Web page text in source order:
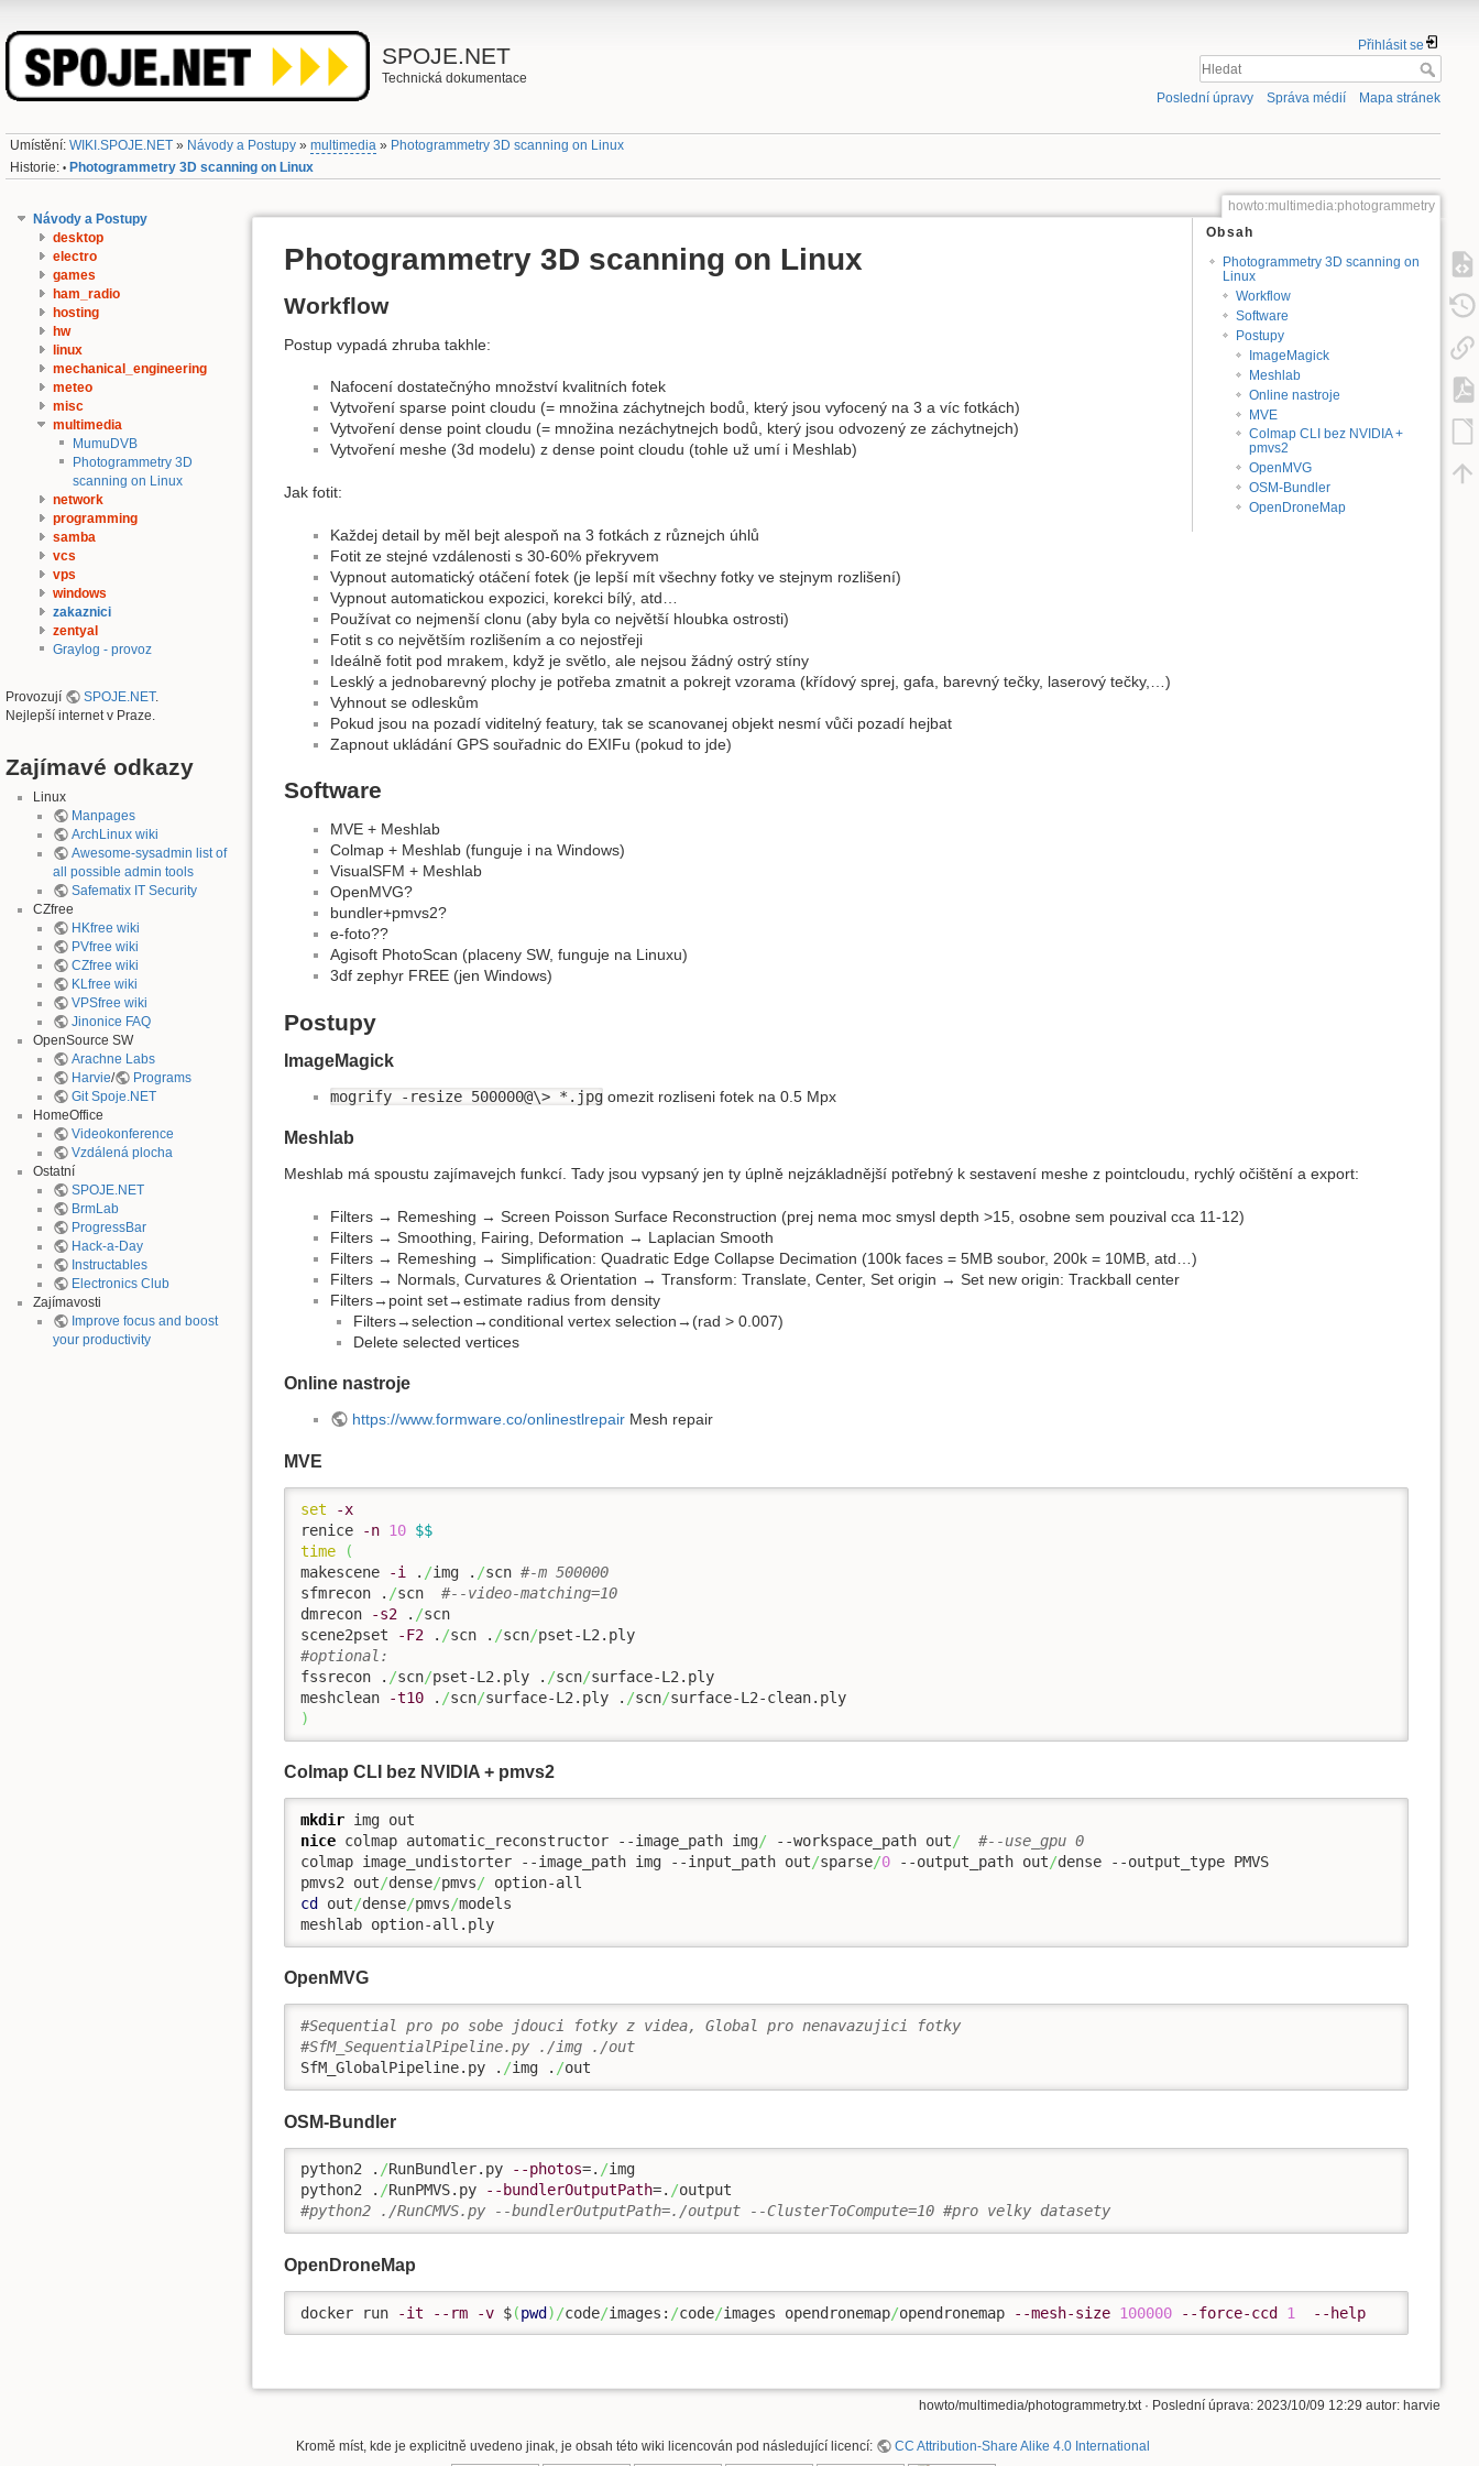
SPOJE.NET
Technická dokumentace
Přihlásit se
Poslední úpravy Správa médií Mapa stránek
Umístění:WIKI.SPOJE.NET » Návody a Postupy »multimedia » Photogrammetry 3D scanning on Linux
Historie: • Photogrammetry 3D scanning on Linux
Návody a Postupy
desktop
electro
games
ham_radio
hosting
hw
linux
mechanical_engineering
meteo
misc
multimedia
MumuDVB
Photogrammetry 3D
scanning on Linux
network
programming
samba
vcs
vps
windows
zakaznici
zentyal
Graylog - provoz
Provozují SPOJE.NET.
Nejlepší internet v Praze.
Zajímavé odkazy
Linux
Manpages
ArchLinux wiki
Awesome-sysadmin list of
all possible admin tools
Safematix IT Security
CZfree
HKfree wiki
PVfree wiki
CZfree wiki
KLfree wiki
VPSfree wiki
Jinonice FAQ
OpenSource SW
Arachne Labs
Harvie/
Programs
Git Spoje.NET
HomeOffice
Videokonference
Vzdálená plocha
Ostatní
SPOJE.NET
BrmLab
ProgressBar
Hack-a-Day
Instructables
Electronics Club
Zajímavosti
Improve focus and boost
your productivity
howto:multimedia:photogrammetry
Obsah
Photogrammetry 3D scanning on
Linux
Workflow
Software
Postupy
ImageMagick
Meshlab
Online nastroje
MVE
Colmap CLI bez NVIDIA +
pmvs2
OpenMVG
OSM-Bundler
OpenDroneMap
Photogrammetry 3D scanning on Linux
Workflow
Postup vypadá zhruba takhle:
Nafocení dostatečnýho množství kvalitních fotek
Vytvoření sparse point cloudu (= množina záchytnejch bodů, který jsou vyfocený na 3 a víc fotkách)
Vytvoření dense point cloudu (= množina nezáchytnejch bodů, který jsou odvozený ze záchytnejch)
Vytvoření meshe (3d modelu) z dense point cloudu (tohle už umí i Meshlab)
Jak fotit:
Každej detail by měl bejt alespoň na 3 fotkách z různejch úhlů
Fotit ze stejné vzdálenosti s 30-60% překryvem
Vypnout automatický otáčení fotek (je lepší mít všechny fotky ve stejnym rozlišení)
Vypnout automatickou expozici, korekci bílý, atd…
Používat co nejmenší clonu (aby byla co největší hloubka ostrosti)
Fotit s co největším rozlišením a co nejostřeji
Ideálně fotit pod mrakem, když je světlo, ale nejsou žádný ostrý stíny
Lesklý a jednobarevný plochy je potřeba zmatnit a pokrejt vzorama (křídový sprej, gafa, barevný tečky, laserový tečky,…)
Vyhnout se odleskům
Pokud jsou na pozadí viditelný featury, tak se scanovanej objekt nesmí vůči pozadí hejbat
Zapnout ukládání GPS souřadnic do EXIFu (pokud to jde)
Software
MVE + Meshlab
Colmap + Meshlab (funguje i na Windows)
VisualSFM + Meshlab
OpenMVG?
bundler+pmvs2?
e-foto??
Agisoft PhotoScan (placeny SW, funguje na Linuxu)
3df zephyr FREE (jen Windows)
Postupy
ImageMagick
mogrify -resize 500000@\> *.jpg omezit rozliseni fotek na 0.5 Mpx
Meshlab
Meshlab má spoustu zajímavejch funkcí. Tady jsou vypsaný jen ty úplně nejzákladnější potřebný k sestavení meshe z pointcloudu, rychlý očištění a export:
Filters → Remeshing → Screen Poisson Surface Reconstruction (prej nema moc smysl depth >15, osobne sem pouzival cca 11-12)
Filters → Smoothing, Fairing, Deformation → Laplacian Smooth
Filters → Remeshing → Simplification: Quadratic Edge Collapse Decimation (100k faces = 5MB soubor, 200k = 10MB, atd…)
Filters → Normals, Curvatures & Orientation → Transform: Translate, Center, Set origin → Set new origin: Trackball center
Filters→point set→estimate radius from density
Filters→selection→conditional vertex selection→(rad > 0.007)
Delete selected vertices
Online nastroje
https://www.formware.co/onlinestlrepairMesh repair
MVE
set
-x
renice
-n 10 $$
time
(
makescene
-i . /img . /scn #-m 500000
sfmrecon . /scn #--video-matching=10
dmrecon
-s2 . /scn
scene2pset
-F2 . /scn . /scn/
#optional:
fssrecon . /scn/pset-L2.ply . /scn/surface-L2.ply
meshclean
-t10 . /scn/surface-L2.ply . /scn/
)
Colmap CLI bez NVIDIA + pmvs2
mkdir
nice colmap automatic_reconstructor --image_path img/ --workspace_path out/
#--use_gpu 0
colmap image_undistorter --image_path img --input_path out/sparse/0 --output_path out/dense --output_type PMVS
pmvs2 out/dense/pmvs/
cd
out/dense/pmvs/models
meshlab option-all.ply
OpenMVG
#Sequential pro po sobe jdouci fotky z videa, Global pro nenavazujici fotky
#SfM_SequentialPipeline.py ./img ./out
SfM_GlobalPipeline.py . /img . /out
OSM-Bundler
python2 . /RunBundler.py --photos=. /img
python2 . /RunPMVS.py --bundlerOutputPath=. /
#python2 ./RunCMVS.py --bundlerOutputPath=./output --ClusterToCompute=10 #pro velky datasety
OpenDroneMap
docker run -it --rm -v $(pwd) /code/images: /code/images opendronemap/opendronemap --mesh-size 100000 --force-ccd 1 --help
howto/multimedia/photogrammetry.txt· Poslední úprava: 2023/10/09 12:29 autor: harvie
Kromě míst, kde je explicitně uvedeno jinak, je obsah této wiki licencován pod následující licencí: CC Attribution-Share Alike 4.0 International